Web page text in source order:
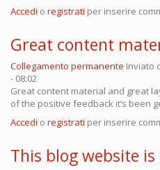
Accedi o registrati per inserire
Great content
Collegamento permanente Inviato
- 08:02
Great content material and great
of the positive feedback it’s been
Accedi o registrati per inserire
This blog website